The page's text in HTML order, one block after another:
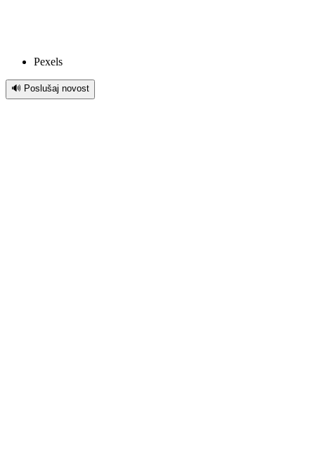
Pexels
🔊 Poslušaj novost